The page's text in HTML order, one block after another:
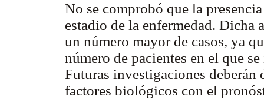
No se comprobó que la
estadio de la enfermedad. Dicha
un número mayor de casos, ya
número de pacientes en el que
Futuras investigaciones
factores biológicos con el